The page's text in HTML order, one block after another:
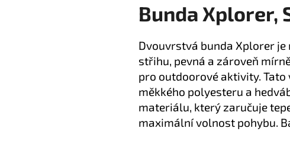
produktu
je
z
5
hvězdiček.
Bunda Xplorer,
Dvouvrstvá bunda Xplorer
střihu, pevná a zároveň
pro outdoorové aktivity. Tato
měkkého polyesteru a
materiálu, který zaručuje
maximální volnost pohybu.